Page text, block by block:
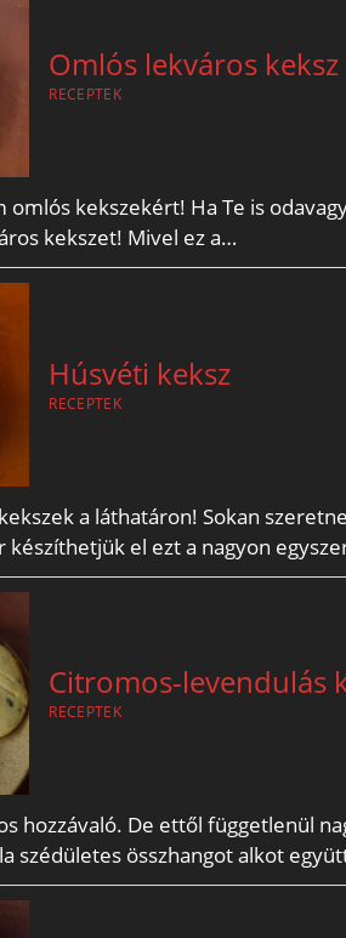
Omlós lekváros keksz
RECEPTEK
omlós kekszekért! Ha Te is
kekszet! Mivel ez a…
Húsvéti keksz
RECEPTEK
a láthatáron! Sokan
el ezt a nagyon
Citromos-levendulás
RECEPTEK
hozzávaló. De ettől függetlenül
szédületes összhangot alkot